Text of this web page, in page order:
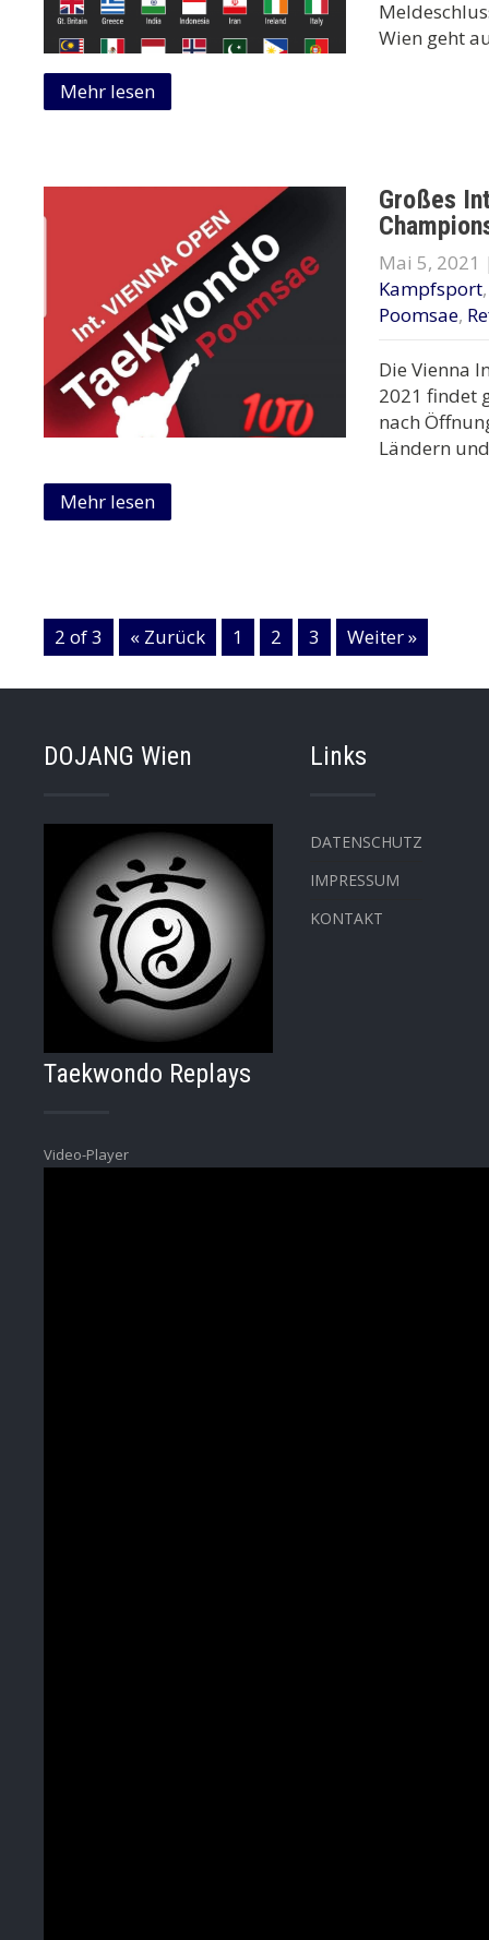
Wien geht
Mehr lesen
Großes
Mai 5, 2021
Kampfsport
Poomsae,
Die Vienna
2021 findet
nach
Ländern
Mehr lesen
2 of 3 « Zurück 1 2 3 Weiter »
DOJANG Wien Links
DATENSCHUTZ
IMPRESSUM
KONTAKT
Taekwondo Replays
Video-Player